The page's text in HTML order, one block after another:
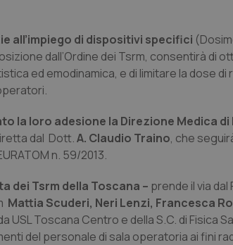
all’impiego di dispositivi specifici
dall’Ordine dei Tsrm, consentirà di
ed emodinamica, e di limitare la dose
la loro adesione la Direzione Medica di
dal Dott.A. Claudio Traino, che
n. 59/2013.
dei Tsrm della Toscana – prende il via
Mattia Scuderi, Neri Lenzi, Francesca
USL Toscana Centro e della S.C. di
del personale di sala operatoria ai fini